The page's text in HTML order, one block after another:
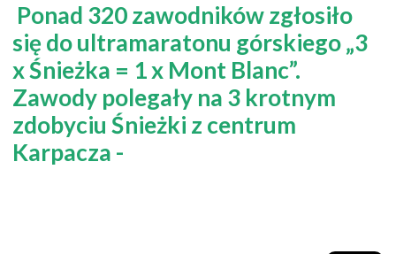
Ponad 320 zawodników zgłosiło
się do ultramaratonu górskiego „3
x Śnieżka = 1 x Mont Blanc”.
Zawody polegały na 3 krotnym
zdobyciu Śnieżki z centrum
Karpacza -